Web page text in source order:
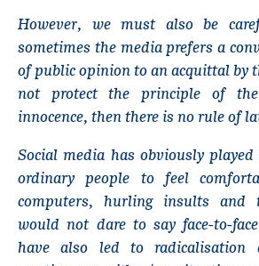
However, we must also be
sometimes the media prefers a
of public opinion to an acquittal by
not protect the principle of
innocence, then there is no rule of
Social media has obviously
ordinary people to feel
computers, hurling insults and
would not dare to say face-to-
have also led to radicalisation